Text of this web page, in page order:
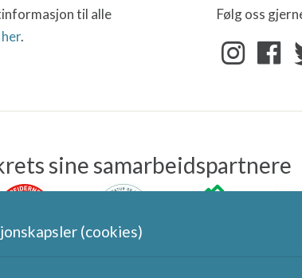
til alle
her.
Følg oss
sine samarbeidspartnere
(cookies)